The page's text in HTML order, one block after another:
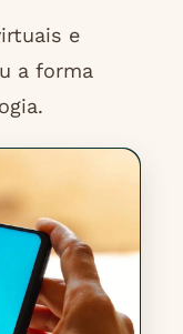
e
a forma